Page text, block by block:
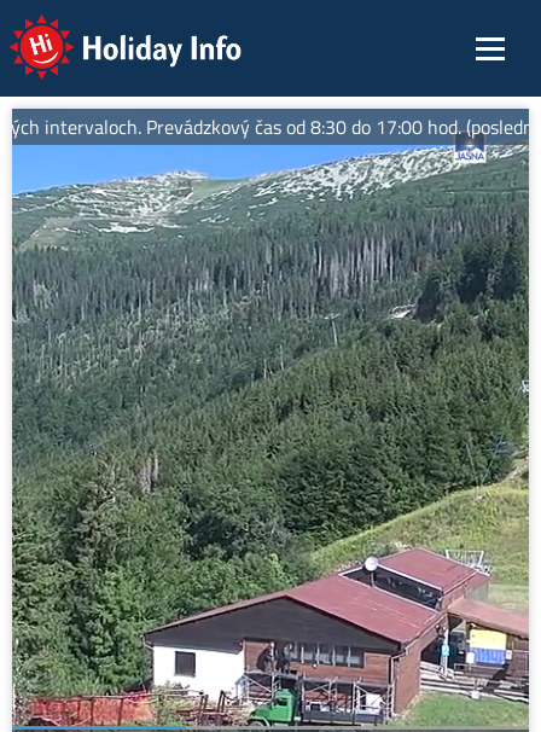
Holiday Info
intervaloch. Prevádzkový čas od 8:30 do 17:00 hod.